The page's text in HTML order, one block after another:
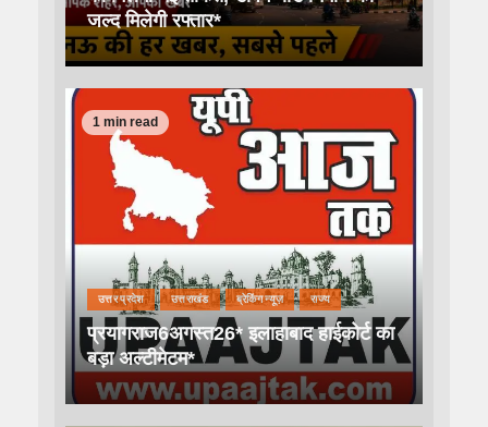
जल्द मिलेगी रफ्तार*
1 min read
उत्तर प्रदेश उत्तराखंड ब्रेकिंग न्यूज़ राज्य
प्रयागराज6अगस्त26* इलाहाबाद हाईकोर्ट का
बड़ा अल्टीमेटम*